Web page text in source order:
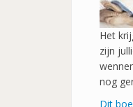
Het
zijn
nog
Dit